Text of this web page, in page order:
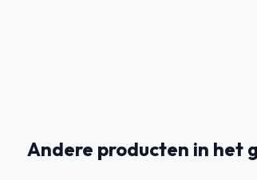
Andere producten in het